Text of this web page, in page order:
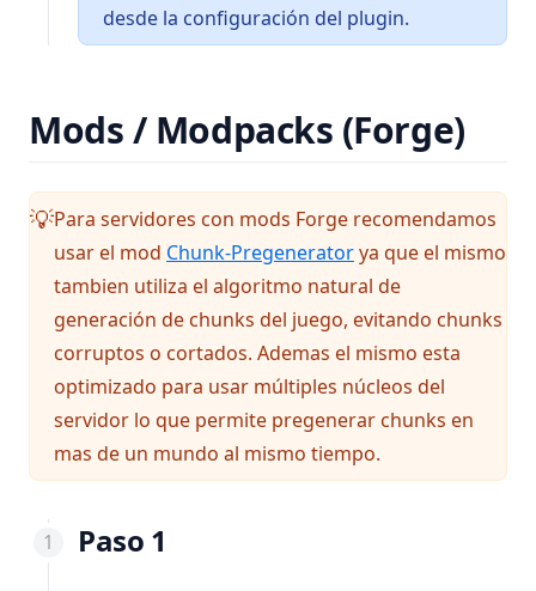
desde la configuración del plugin.
Mods / Modpacks (Forge)
💡Para servidores con mods Forge recomendamos
usar el mod Chunk-Pregenerator(opens in a new tab)
ya que el mismo
tambien utiliza el algoritmo natural de
generación de chunks del juego, evitando chunks
corruptos o cortados. Ademas el mismo esta
optimizado para usar múltiples núcleos del
servidor lo que permite pregenerar chunks en
mas de un mundo al mismo tiempo.
Paso 1